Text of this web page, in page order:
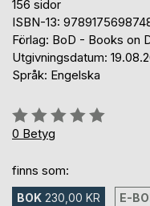
156 sidor
ISBN-13:
Förlag: BoD - Books on
Utgivningsdatum:
Språk: Engelska
Betyg::
0%
0 Betyg
finns som:
BOK 230,00 KR E-